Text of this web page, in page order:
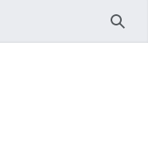
検索